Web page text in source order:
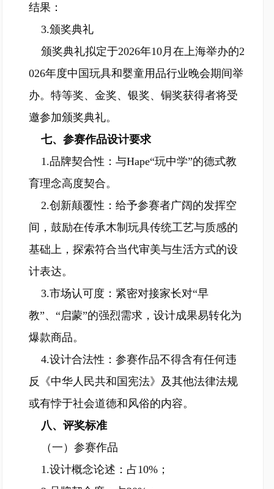
结果：
3.颁奖典礼
颁奖典礼拟定于2026年10月在上海举办的2
026年度中国玩具和婴童用品行业晚会期间举
办。特等奖、金奖、银奖、铜奖获得者将受
邀参加颁奖典礼。
七、参赛作品设计要求
1.品牌契合性：与Hape“玩中学”的德式教
育理念高度契合。
2.创新颠覆性：给予参赛者广阔的发挥空
间，鼓励在传承木制玩具传统工艺与质感的
基础上，探索符合当代审美与生活方式的设
计表达。
3.市场认可度：紧密对接家长对“早
教”、“启蒙”的强烈需求，设计成果易转化为
爆款商品。
4.设计合法性：参赛作品不得含有任何违
反《中华人民共和国宪法》及其他法律法规
或有悖于社会道德和风俗的内容。
八、评奖标准
（一）参赛作品
1.设计概念论述：占10%；